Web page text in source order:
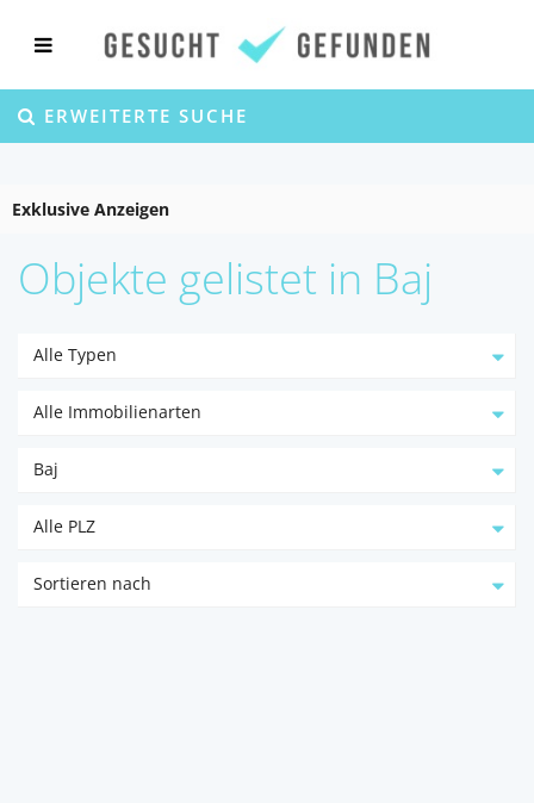
ERWEITERTE SUCHE
Exklusive Anzeigen
Objekte gelistet in Baj
Alle Typen
Alle Immobilienarten
Baj
Alle PLZ
Sortieren nach